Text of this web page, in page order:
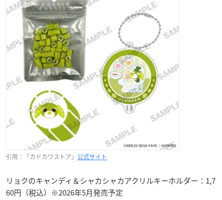
引用：「カドカワストア」 公式サイト
リョクのキャンディ＆シャカシャカアクリルキーホルダー：1,7
60円（税込）※2026年5月発売予定